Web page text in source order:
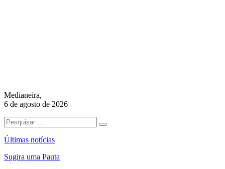
Medianeira,
6 de agosto de 2026
Últimas notícias
Sugira uma Pauta